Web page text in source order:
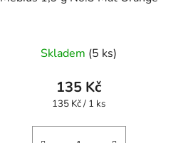
Skladem (5 ks)
135 Kč
Měrná
135 Kč / 1 ks